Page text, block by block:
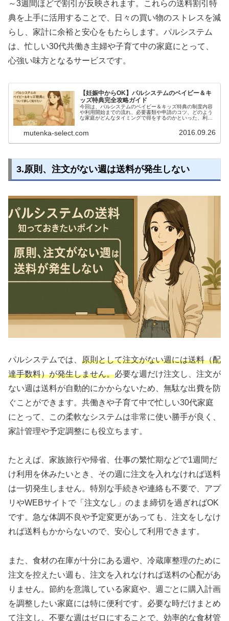
～3週間ほどで割引が反映されます。これらの送料割引特
典を上手に活用することで、日々の買い物のストレスを減
らし、家計に余裕と安心をもたらします。パルシステム
は、忙しい30代共働き主婦や子育て中の家庭にとって、
心強い味方となるサービスです。
【妊娠中からOK】パルシステムのベイビー＆キ
ッズ特典完全攻略ガイド
今回は、パルシステムのベイビー＆キッズ特典の制度内容
や利用開始までの流れ、必要書類や申請のコツ、どのよう
な家庭がどんなタイミングで得をするのかといった、利用
とめています。さらに、制度のメリット・デメリット、実
際の申請の流れや体験談も交えて紹介します。
mutenka-select.com 2016.09.26
3.原則、注文がない週は送料が発生しない
パルシステムでは、 原則として注文がない週には送料（配
達手数料）が発生しません。必要な週だけ注文し、注文が
ない週は送料が自動的にかからないため、無駄な出費を防
ぐことができます。共働きや子育て中で忙しい30代家庭
にとって、この柔軟なシステムは非常に使い勝手が良く、
家計管理や予定調整にも役立ちます。
たとえば、家族旅行や帰省、仕事の繁忙期などで1週間だ
け利用を休みたいとき、その週に注文を入れなければ送料
は一切発生しません。特別な手続きや連絡も不要で、アプ
リやWEBサイトで「注文なし」のまま締切を過ぎればOK
です。急な体調不良や予定変更があっても、注文をしなけ
れば送料もかからないので、安心して利用できます。
また、食材の在庫が十分にある週や、冷蔵庫整理のために
注文を控えたい週も、注文を入れなければ送料の心配があ
りません。節約を意識している家庭や、週ごとに購入計画
を調整したい家庭には特に便利です。必要な時だけまとめ
て注文し、不要な週はゼロにすることで、効率的な食材管